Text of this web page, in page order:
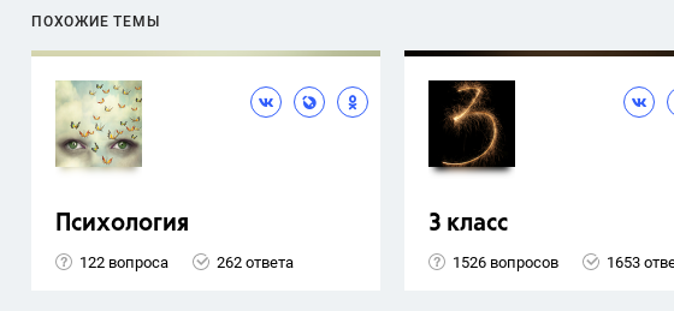
ПОХОЖИЕ ТЕМЫ
Психология
122 вопроса 262 ответа
3 класс
1526 вопросов 1653